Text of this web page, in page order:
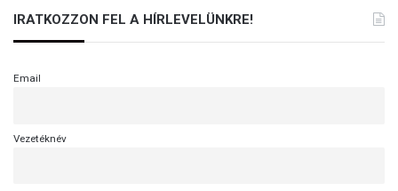
IRATKOZZON FEL A HÍRLEVELÜNKRE!
Email
Vezetéknév